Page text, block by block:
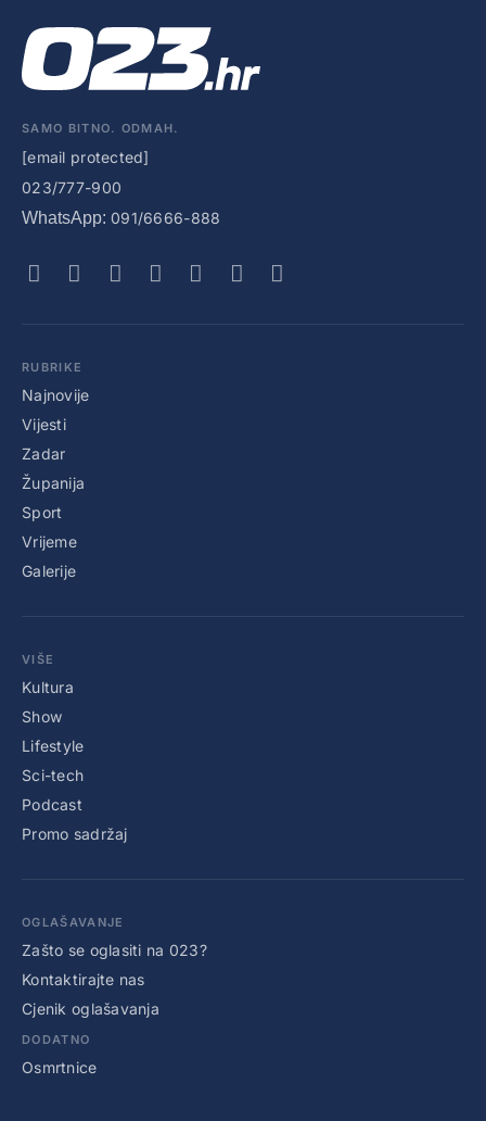
SAMO BITNO. ODMAH.
[email protected]
023/777-900
WhatsApp: 091/6666-888
RUBRIKE
Najnovije
Vijesti
Zadar
Županija
Sport
Vrijeme
Galerije
VIŠE
Kultura
Show
Lifestyle
Sci-tech
Podcast
Promo sadržaj
OGLAŠAVANJE
Zašto se oglasiti na 023?
Kontaktirajte nas
Cjenik oglašavanja
DODATNO
Osmrtnice